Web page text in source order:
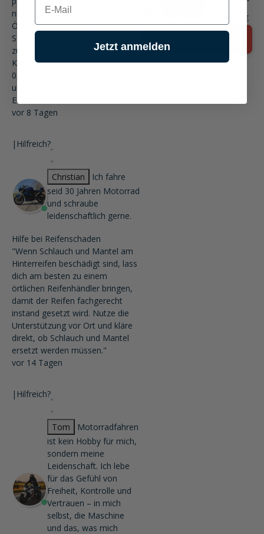
neue Dichtringe für die
Ölablassschrauben. Wenn du den
Service erweitern willst, wechsle
zusätzlich das
Kardan-/Hinterachsgetriebeöl (ca.
0,2 Liter SAE 80W-90, API GL5)
und ersetze die Dichtringe an
Einfüll- und Ablassschraube."
vor 8 Tagen
| Hilfreich?
Christian
Ich fahre
seid 30 Jahren Motorrad
und schraube
leidenschaftlich gerne.
Hilfe bei Reifenschaden
"Wenn Schlauch und Mantel am
Hinterreifen beschädigt sind, lass
dich am besten zu einem
örtlichen Reifenhändler bringen,
damit der Reifen fachgerecht
instand gesetzt wird. Nutze die
Unterstützung vor Ort und kläre
direkt, ob Schlauch und Mantel
ersetzt werden müssen."
vor 14 Tagen
| Hilfreich?
Tom
Motorradfahren
ist kein Hobby für mich,
sondern meine
Leidenschaft. Ich lebe
für das Gefühl von
Freiheit, Kontrolle und
Vertrauen – in mich
selbst, die Maschine
und das, was mich
Bewertung
Jetzt anmelden